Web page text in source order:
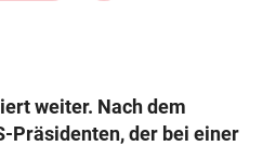
weiter. Nach dem
Präsidenten, der bei einer